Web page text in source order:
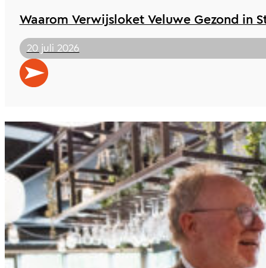
Waarom Verwijsloket Veluwe Gezond in
20 juli 2026